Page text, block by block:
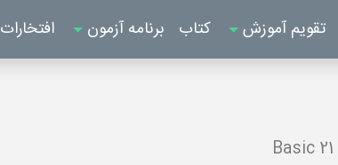
تقویم آموزش کتاب برنامه آزمون افتخارات
Basic 21